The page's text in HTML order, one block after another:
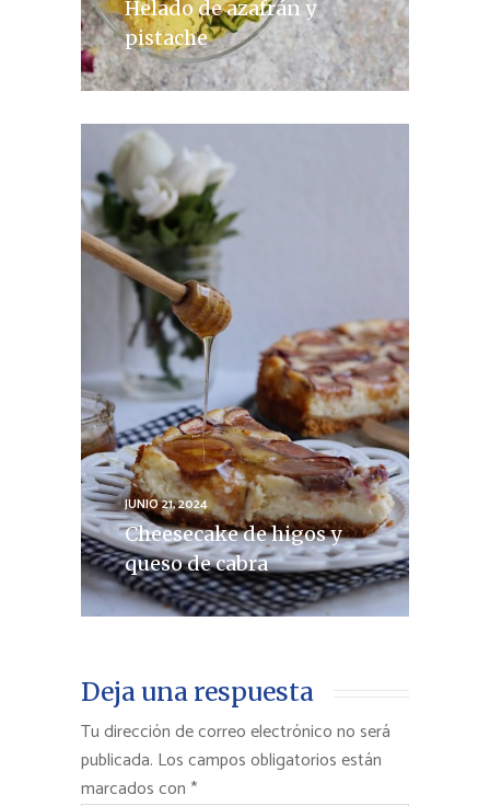
Helado de azafrán y
pistache
JUNIO 21, 2024
Cheesecake de higos y
queso de cabra
Deja una respuesta
Tu dirección de correo electrónico no será
publicada. Los campos obligatorios están
marcados con *